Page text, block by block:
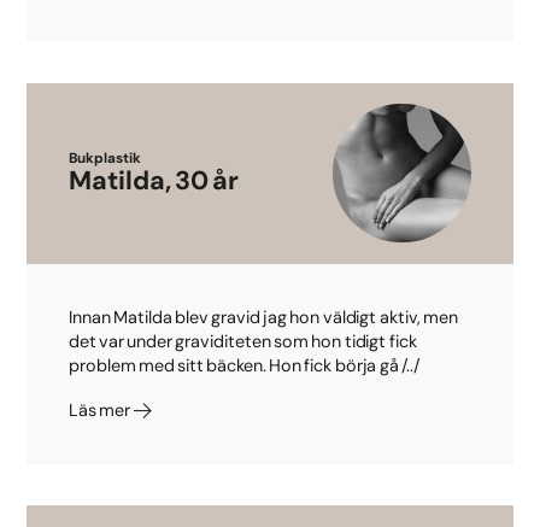
Bukplastik
Matilda, 30 år
Innan Matilda blev gravid jag hon väldigt aktiv, men
det var under graviditeten som hon tidigt fick
problem med sitt bäcken. Hon fick börja gå /../
Läs mer